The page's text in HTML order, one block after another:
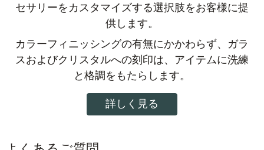
セサリーをカスタマイズする選択肢をお客様に提
供します。
カラーフィニッシングの有無にかかわらず、ガラ
スおよびクリスタルへの刻印は、アイテムに洗練
と格調をもたらします。
詳しく見る